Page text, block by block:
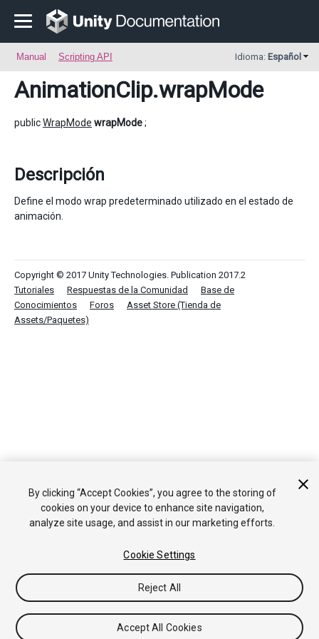
Manual Scripting API Idioma: Español
AnimationClip.wrapMode
publicWrapMode wrapMode;
Descripción
Define el modo wrap predeterminado utilizado en el estado de
animación.
Copyright © 2017 Unity Technologies. Publication 2017.2
Tutoriales
Respuestas de la Comunidad
Base de
Conocimientos
Foros
Asset Store (Tienda de
Assets/Paquetes)
By clicking “Accept Cookies”, you agree to the storing of
cookies on your device to enhance site navigation,
analyze site usage, and assist in our marketing efforts.
Cookie Settings
Reject All
Accept All Cookies